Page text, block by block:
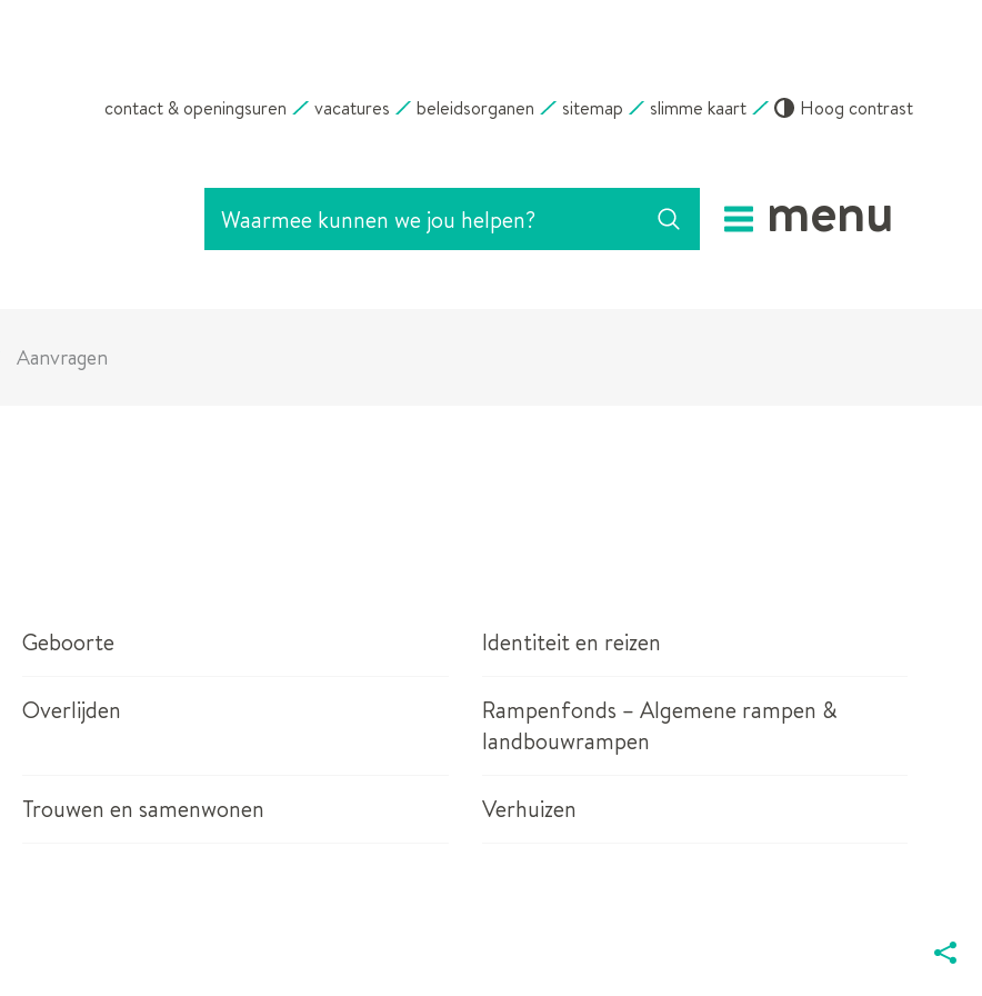
contact & openingsuren
vacatures beleidsorganen sitemap slimme kaart Hoog contrast
kunnen
Zoeken menu
Aanvragen
Geboorte Identiteit en reizen
Overlijden
Rampenfonds – Algemene rampen &
landbouwrampen
Trouwen en samenwonen Verhuizen
DEEL